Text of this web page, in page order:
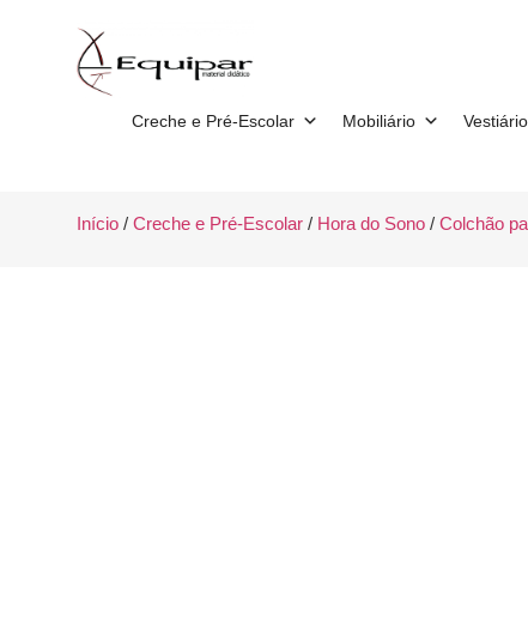
Creche e Pré-Escolar Mobiliário
Início/ Creche e Pré-Escolar/ Hora do Sono/ Colchão